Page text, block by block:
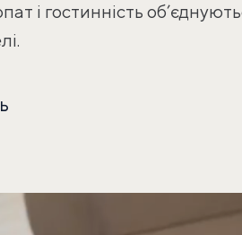
і гостинність